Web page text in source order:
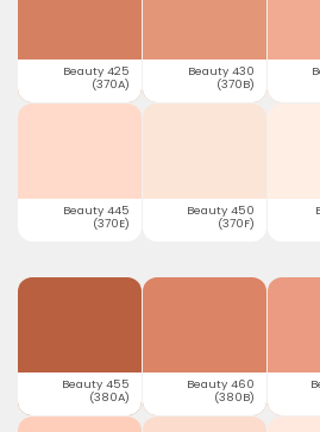
Beauty 425
(370A)
Beauty 430
(370B)
Beauty 445
(370E)
Beauty 450
(370F)
Beauty 455
(380A)
Beauty 460
(380B)